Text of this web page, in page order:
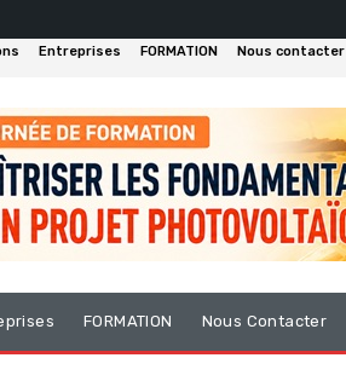
Entreprises FORMATION
Nous contacter
FORMATION Nous Contacter